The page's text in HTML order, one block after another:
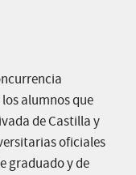
alumnos que
de Castilla y
oficiales
graduado y de